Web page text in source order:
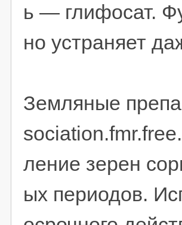
ь — глифосат.
но устраняет
Земляные
ление зерен
ых периодов.